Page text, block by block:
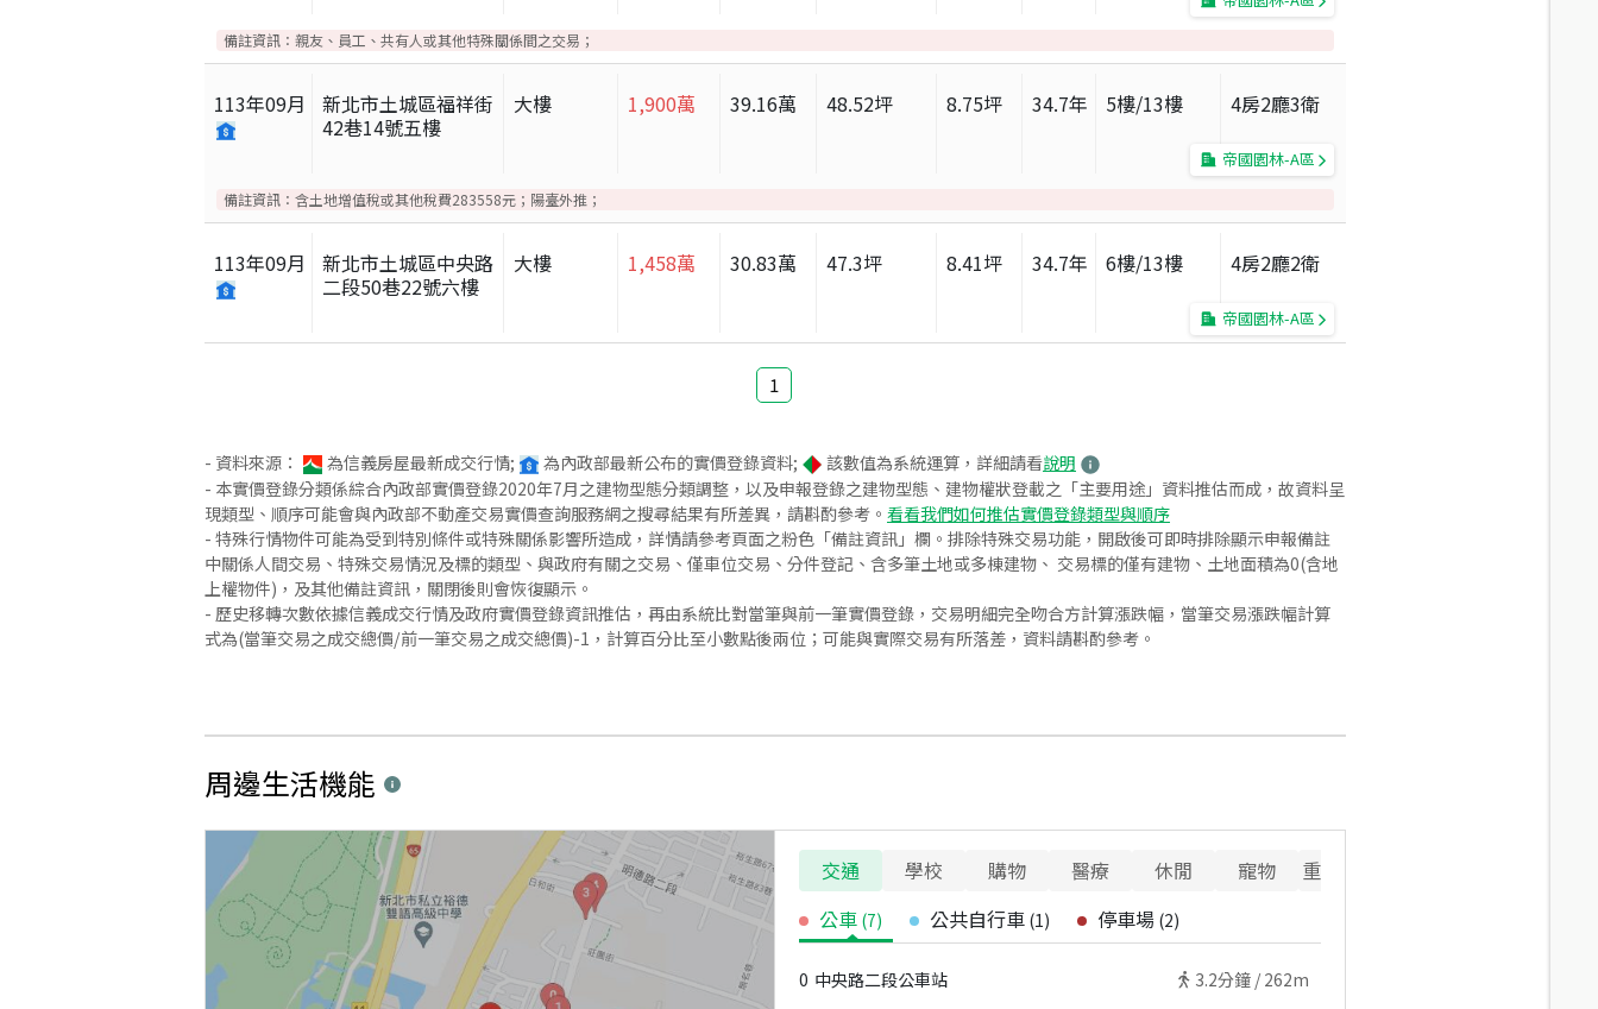
備註資訊： 親友、員工、共有人或其他特殊關係間之交易；
113年09月
新北市土城區福祥街
42巷14號五樓
大樓 1,900萬 39.16萬 48.52坪 8.75坪 34.7年 5樓/13樓 4房2廳3衛
帝國園林-A區
備註資訊： 含土地增值稅或其他稅費283558元；陽臺外推；
113年09月
新北市土城區中央路
二段50巷22號六樓
大樓 1,458萬 30.83萬 47.3坪 8.41坪 34.7年 6樓/13樓 4房2廳2衛
帝國園林-A區
1
- 資料來源： 為信義房屋最新成交行情; 為內政部最新公布的實價登錄資料; 該數值為系統運算，詳細請看說明
- 本實價登錄分類係綜合內政部實價登錄2020年7月之建物型態分類調整，以及申報登錄之建物型態、建物權狀登載之「主要用途」資料推估而成，故資料呈
現類型、順序可能會與內政部不動產交易實價查詢服務網之搜尋結果有所差異，請斟酌參考。 看看我們如何推估實價登錄類型與順序
- 特殊行情物件可能為受到特別條件或特殊關係影響所造成，詳情請參考頁面之粉色「備註資訊」欄。排除特殊交易功能，開啟後可即時排除顯示申報備註
中關係人間交易、特殊交易情況及標的類型、與政府有關之交易、僅車位交易、分件登記、含多筆土地或多棟建物、 交易標的僅有建物、土地面積為0(含地
上權物件)，及其他備註資訊，關閉後則會恢復顯示。
- 歷史移轉次數依據信義成交行情及政府實價登錄資訊推估，再由系統比對當筆與前一筆實價登錄，交易明細完全吻合方計算漲跌幅，當筆交易漲跌幅計算
式為(當筆交易之成交總價/前一筆交易之成交總價)-1，計算百分比至小數點後兩位；可能與實際交易有所落差，資料請斟酌參考。
周邊生活機能
交通 學校 購物 醫療 休閒 寵物
重要設施
公車 (7) 公共自行車 (1) 停車場 (2)
0 中央路二段公車站 3.2分鐘 / 262m